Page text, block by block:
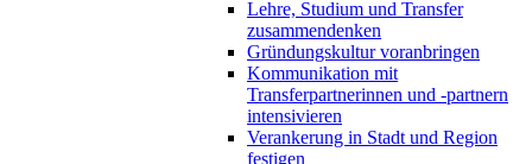
Lehre, Studium und Transfer
zusammendenken
Gründungskultur voranbringen
Kommunikation mit
Transferpartnerinnen und -partnern
intensivieren
Verankerung in Stadt und Region
festigen